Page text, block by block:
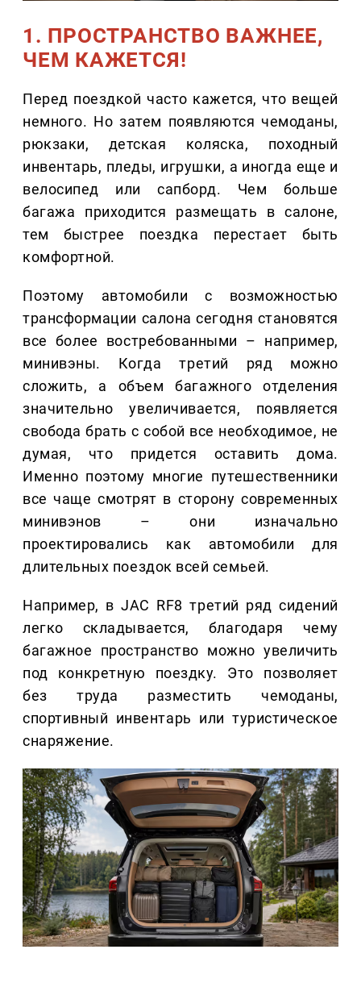
1. ПРОСТРАНСТВО ВАЖНЕЕ,
ЧЕМ КАЖЕТСЯ!
Перед поездкой часто кажется, что вещей
немного. Но затем появляются чемоданы,
рюкзаки, детская коляска, походный
инвентарь, пледы, игрушки, а иногда еще и
велосипед или сапборд. Чем больше
багажа приходится размещать в салоне,
тем быстрее поездка перестает быть
комфортной.
Поэтому автомобили с возможностью
трансформации салона сегодня становятся
все более востребованными – например,
минивэны. Когда третий ряд можно
сложить, а объем багажного отделения
значительно увеличивается, появляется
свобода брать с собой все необходимое, не
думая, что придется оставить дома.
Именно поэтому многие путешественники
все чаще смотрят в сторону современных
минивэнов – они изначально
проектировались как автомобили для
длительных поездок всей семьей.
Например, в JAC RF8 третий ряд сидений
легко складывается, благодаря чему
багажное пространство можно увеличить
под конкретную поездку. Это позволяет
без труда разместить чемоданы,
спортивный инвентарь или туристическое
снаряжение.